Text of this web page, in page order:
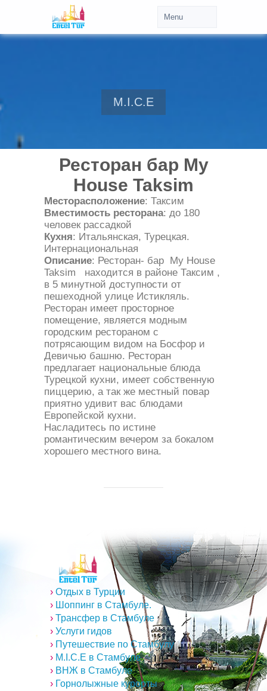
M.I.C.E
Ресторан бар My
House Taksim
Месторасположение: Таксим
Вместимость ресторана: до 180
человек рассадкой
Кухня: Итальянская, Турецкая.
Интернациональная
Описание: Ресторан- бар My House
Taksim находится в районе Таксим ,
в 5 минутной доступности от
пешеходной улице Истикляль.
Ресторан имеет просторное
помещение, является модным
городским рестораном с
потрясающим видом на Босфор и
Девичью башню. Ресторан
предлагает национальные блюда
Турецкой кухни, имеет собственную
пиццерию, а так же местный повар
приятно удивит вас блюдами
Европейской кухни.
Насладитесь по истине
романтическим вечером за бокалом
хорошего местного вина.
› Отдых в Турции
› Шоппинг в Стамбуле.
› Трансфер в Стамбуле
› Услуги гидов
› Путешествие по Стамбулу
› M.I.C.E в Стамбуле
› ВНЖ в Стамбуле
› Горнолыжные курорты